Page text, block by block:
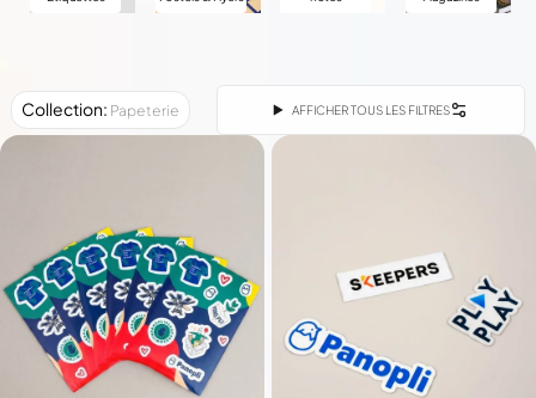
Collection: Papeterie AFFICHER TOUS LES FILTRES